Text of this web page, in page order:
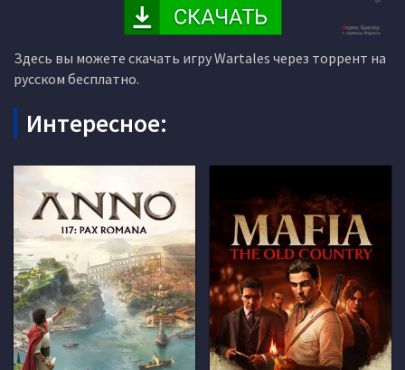
Здесь вы можете скачать игру Wartales через торрент на
русском бесплатно.
Интересное: